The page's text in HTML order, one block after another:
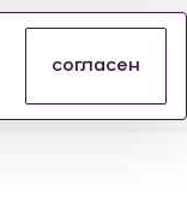
АВТОЗАПЧАСТЕЙ
согласен